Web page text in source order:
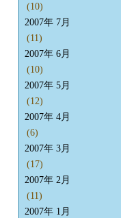
(10)
2007年 7月
(11)
2007年 6月
(10)
2007年 5月
(12)
2007年 4月
(6)
2007年 3月
(17)
2007年 2月
(11)
2007年 1月